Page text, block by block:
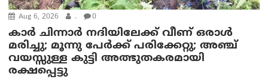
Aug 6, 2026 . 0
കാര്‍ ചിന്നാര്‍ നദിയിലേക്ക് വീണ് ഒരാള്‍
മരിച്ചു; മൂന്നു പേര്‍ക്ക് പരിക്കേറ്റു; അഞ്ച്
വയസ്സുള്ള കുട്ടി അത്ഭുതകരമായി
രക്ഷപ്പെട്ടു